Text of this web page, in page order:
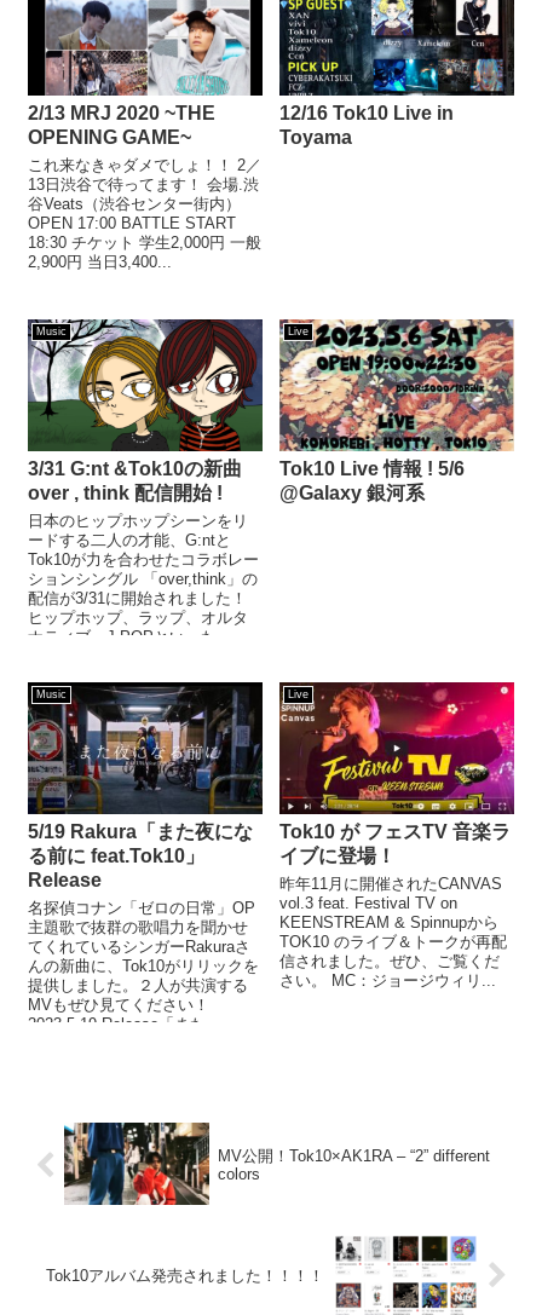
2/13 MRJ 2020 ~THE
OPENING GAME~
これ来なきゃダメでしょ！！ 2／
13日渋谷で待ってます！ 会場.渋
谷Veats（渋谷センター街内）
OPEN 17:00 BATTLE START
18:30 チケット 学生2,000円 一般
2,900円 当日3,400...
12/16 Tok10 Live in
Toyama
Music
3/31 G:nt &Tok10の新曲
over , think 配信開始 !
日本のヒップホップシーンをリ
ードする二人の才能、G:ntと
Tok10が力を合わせたコラボレー
ションシングル 「over,think」の
配信が3/31に開始されました！
ヒップホップ、ラップ、オルタ
ナティブ、J-POPといった...
Live
Tok10 Live 情報 ! 5/6
@Galaxy 銀河系
Music
5/19 Rakura「また夜にな
る前に feat.Tok10」
Release
名探偵コナン「ゼロの日常」OP
主題歌で抜群の歌唱力を聞かせ
てくれているシンガーRakuraさ
んの新曲に、Tok10がリリックを
提供しました。２人が共演する
MVもぜひ見てください！
2023.5.19 Release「また...
Live
Tok10 が フェスTV 音楽ラ
イブに登場！
昨年11月に開催されたCANVAS
vol.3 feat. Festival TV on
KEENSTREAM & Spinnupから
TOK10 のライブ＆トークが再配
信されました。ぜひ、ご覧くだ
さい。 MC：ジョージウィリ...
MV公開！Tok10×AK1RA – “2” different
colors
Tok10アルバム発売されました！！！！